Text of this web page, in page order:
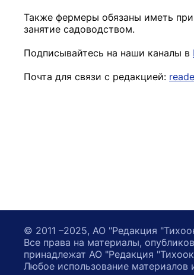
Также фермеры обязаны иметь
занятие садоводством.
Подписывайтесь на наши каналы в
Почта для связи с редакцией:
© 2011 –2025, АО "Редакция
Все права на материалы,
принадлежат АО "Редакция
Любое использование материалов